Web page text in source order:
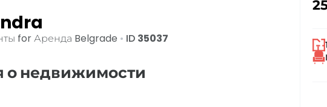
for Аренда Belgrade • ID 35037
недвижимости